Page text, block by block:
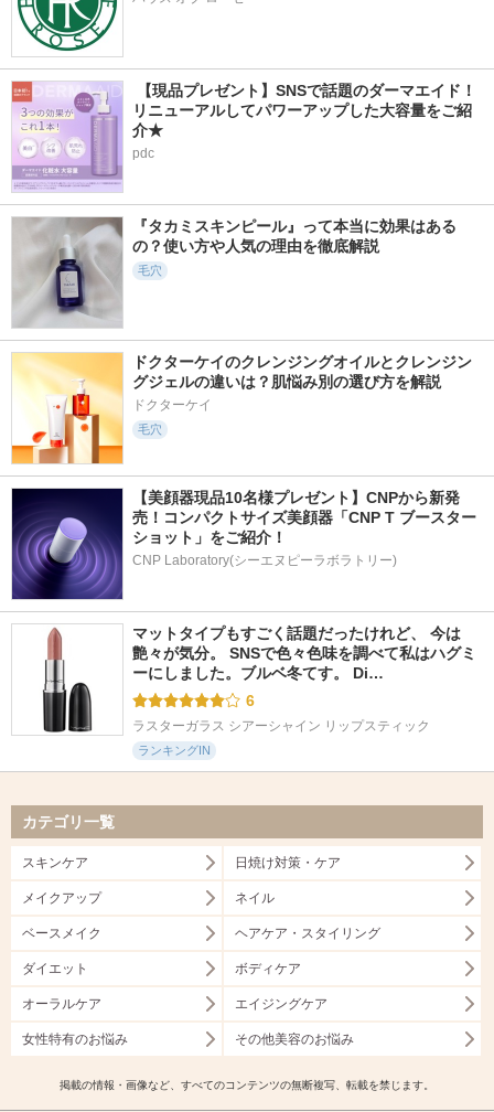
【現品プレゼント】SNSで話題のダーマエイド！
リニューアルしてパワーアップした大容量をご紹
介★
pdc
『タカミスキンピール』って本当に効果はある
の？使い方や人気の理由を徹底解説
毛穴
ドクターケイのクレンジングオイルとクレンジン
グジェルの違いは？肌悩み別の選び方を解説
ドクターケイ
毛穴
【美顔器現品10名様プレゼント】CNPから新発
売！コンパクトサイズ美顔器「CNP T ブースター
ショット」をご紹介！
CNP Laboratory(シーエヌピーラボラトリー)
マットタイプもすごく話題だったけれど、 今は
艶々が気分。 SNSで色々色味を調べて私はハグミ
ーにしました。ブルベ冬てす。 Di…
6
ラスターガラス シアーシャイン リップスティック
ランキングIN
カテゴリ一覧
スキンケア 日焼け対策・ケア
メイクアップ ネイル
ベースメイク ヘアケア・スタイリング
ダイエット ボディケア
オーラルケア エイジングケア
女性特有のお悩み その他美容のお悩み
掲載の情報・画像など、すべてのコンテンツの無断複写、転載を禁じます。